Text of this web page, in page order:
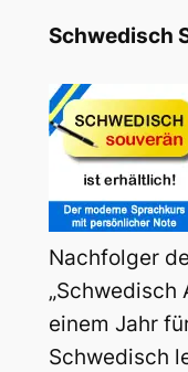
Schwedisch
Nachfolger
„Schwedisch
einem Jahr
Schwedisch